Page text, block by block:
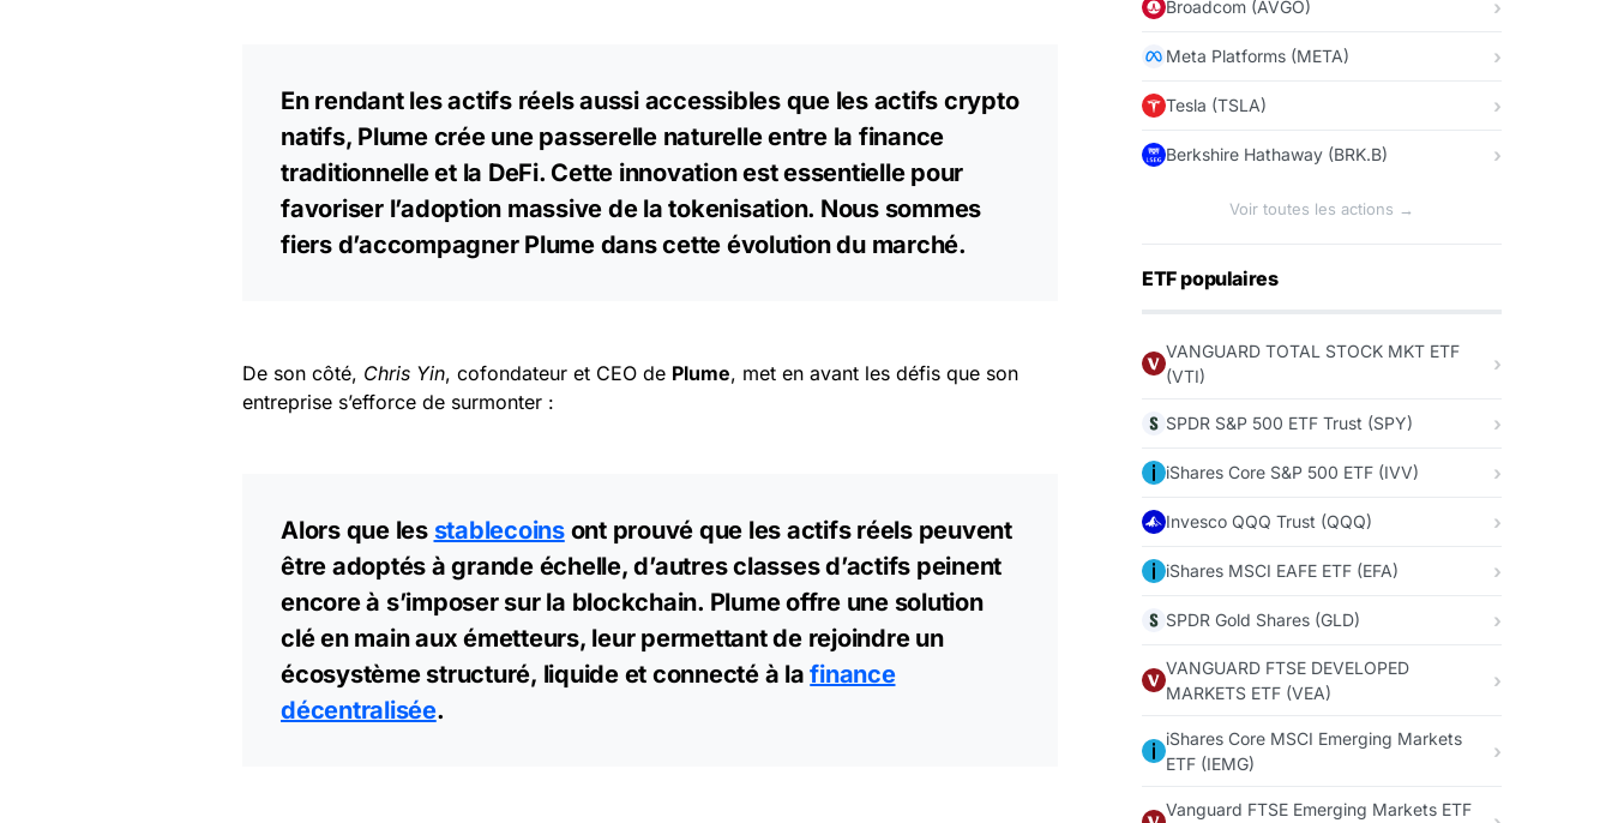
En rendant les actifs réels aussi accessibles que les actifs crypto
natifs, Plume crée une passerelle naturelle entre la finance
traditionnelle et la DeFi. Cette innovation est essentielle pour
favoriser l’adoption massive de la tokenisation. Nous sommes
fiers d’accompagner Plume dans cette évolution du marché.
De son côté, Chris Yin, cofondateur et CEO de Plume, met en avant les défis que son
entreprise s’efforce de surmonter :
Alors que les stablecoinsont prouvé que les actifs réels peuvent
être adoptés à grande échelle, d’autres classes d’actifs peinent
encore à s’imposer sur la blockchain. Plume offre une solution
clé en main aux émetteurs, leur permettant de rejoindre un
écosystème structuré, liquide et connecté à lafinance
décentralisée.
Broadcom (AVGO)
Meta Platforms (META)
Tesla (TSLA)
Berkshire Hathaway (BRK.B)
Voir toutes les actions →
ETF populaires
VANGUARD TOTAL STOCK MKT ETF
(VTI)
SPDR S&P 500 ETF Trust (SPY)
iShares Core S&P 500 ETF (IVV)
Invesco QQQ Trust (QQQ)
iShares MSCI EAFE ETF (EFA)
SPDR Gold Shares (GLD)
VANGUARD FTSE DEVELOPED
MARKETS ETF (VEA)
iShares Core MSCI Emerging Markets
ETF (IEMG)
Vanguard FTSE Emerging Markets ETF